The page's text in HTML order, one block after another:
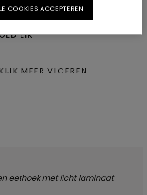
EIK
LAMINAAT
L0371-08474
MEER VLOEREN
COOKIES ACCEPTEREN